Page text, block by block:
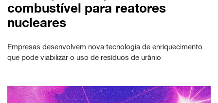
combustível para reatores
nucleares
Empresas desenvolvem nova tecnologia de enriquecimento
que pode viabilizar o uso de resíduos de urânio